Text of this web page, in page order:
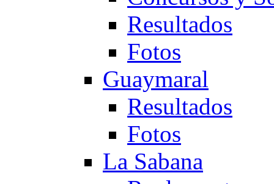
Resultados
Fotos
Guaymaral
Resultados
Fotos
La Sabana